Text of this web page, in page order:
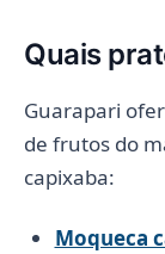
Quais
Guarapari
de frutos do
capixaba:
Moqueca